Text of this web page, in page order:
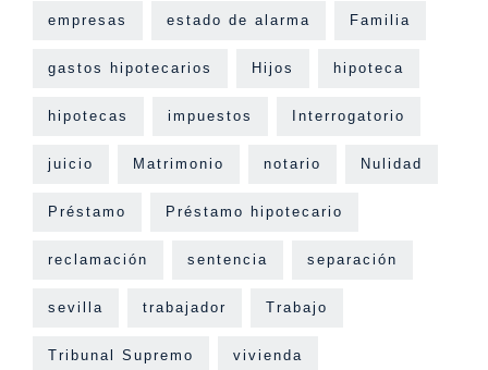
empresas estado de alarma Familia
gastos hipotecarios Hijos hipoteca
hipotecas impuestos Interrogatorio
juicio Matrimonio notario Nulidad
Préstamo Préstamo hipotecario
reclamación sentencia separación
sevilla trabajador Trabajo
Tribunal Supremo vivienda